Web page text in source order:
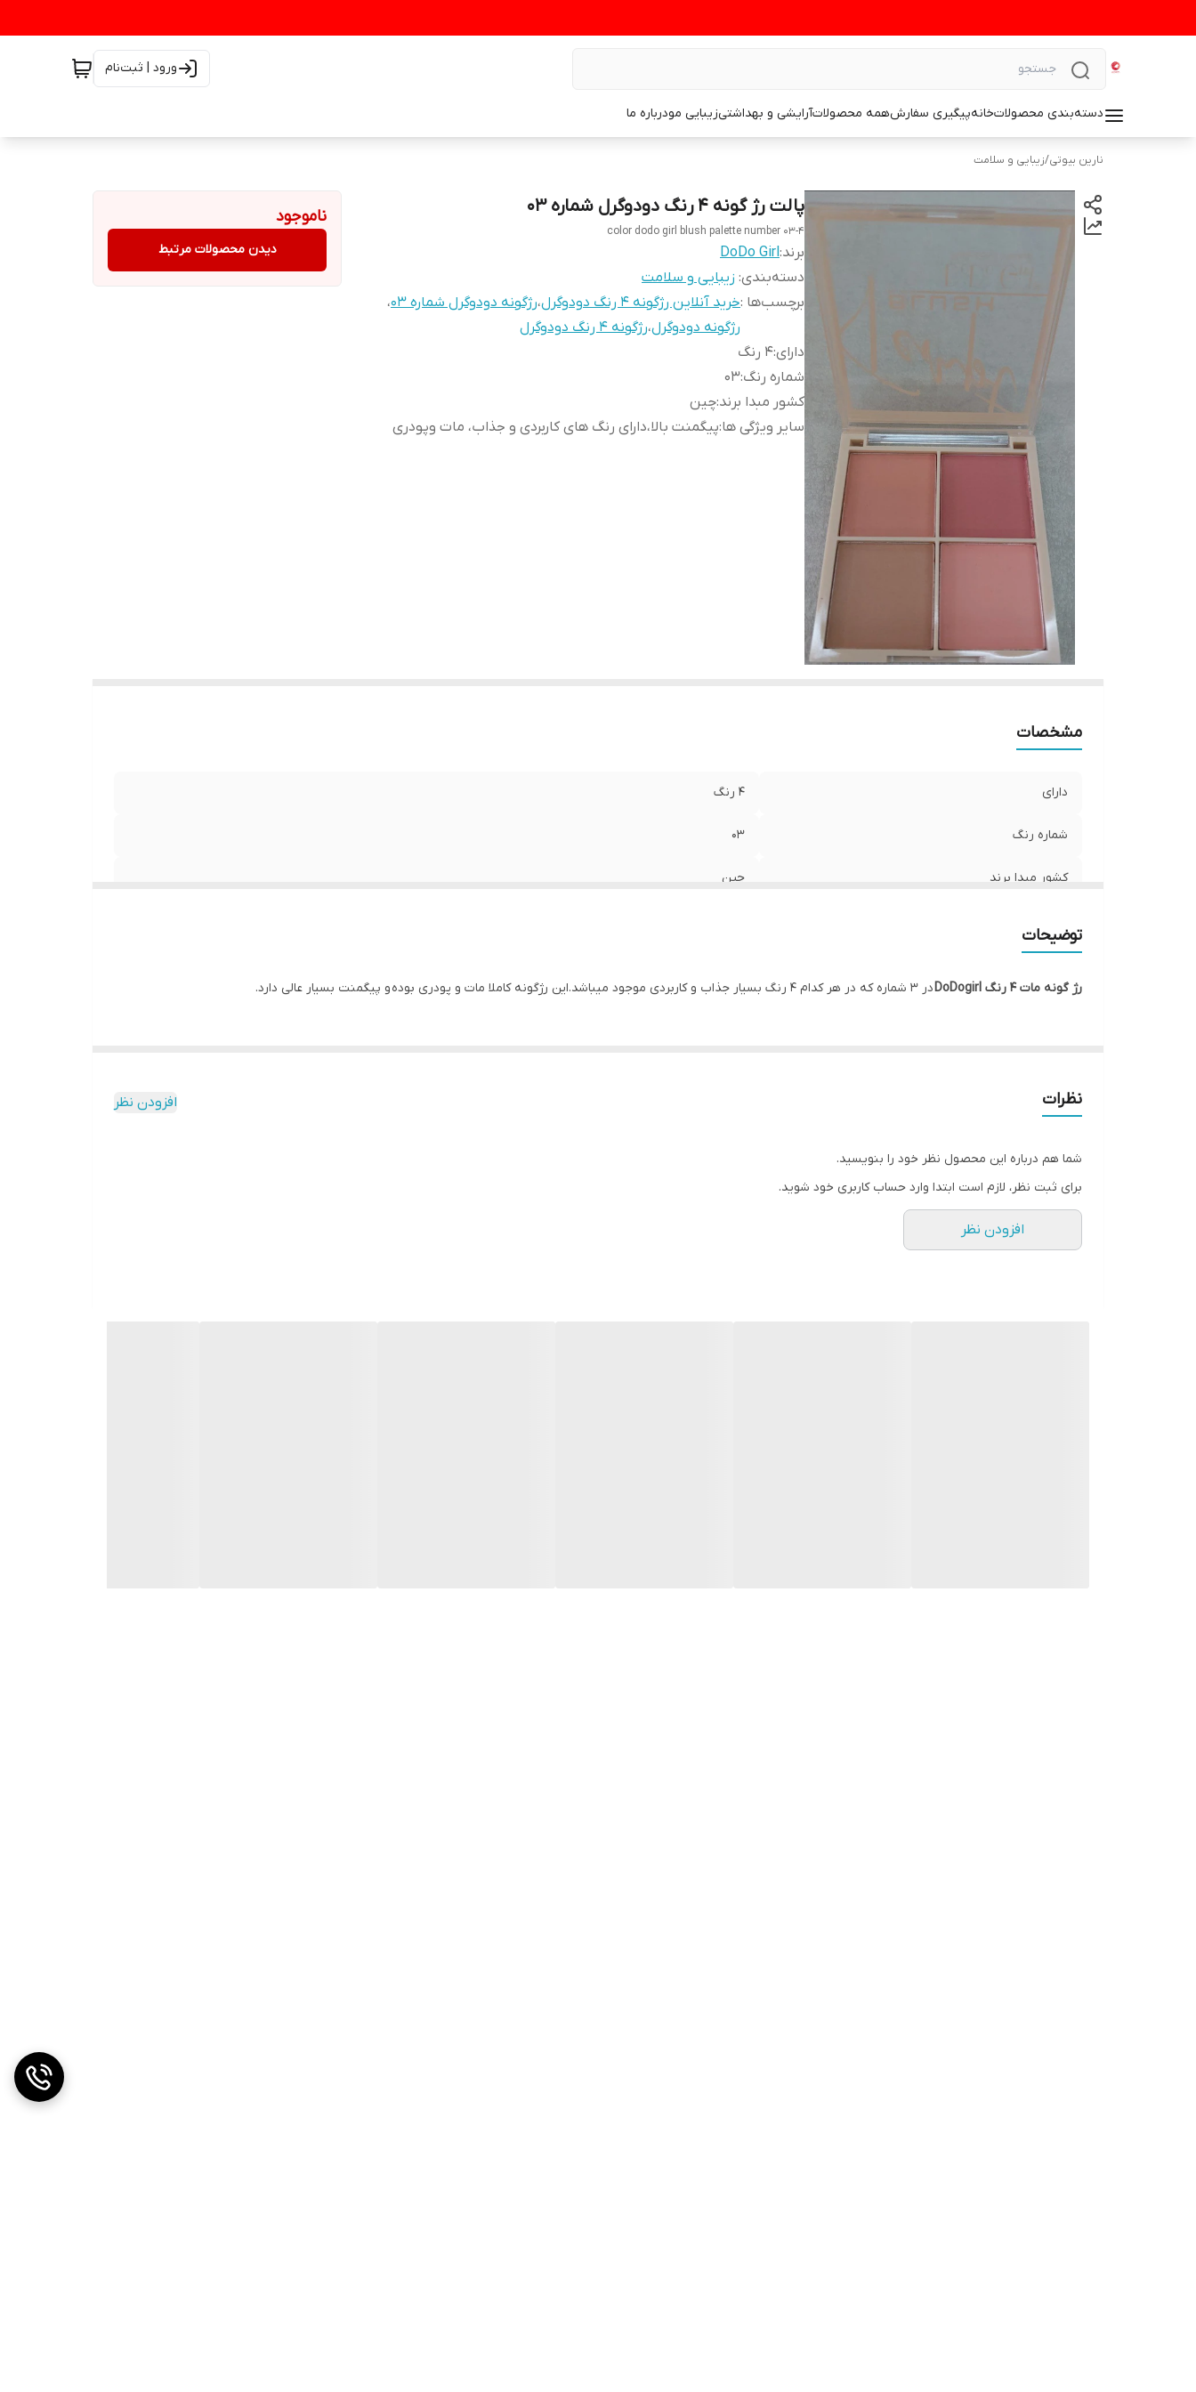
ورود | ثبت‌نام
دسته‌بندی محصولاتخانهپیگیری سفارشهمه محصولاتآرایشی و بهداشتیزیبایی مودرباره ما
نارین بیوتی/زیبایی و سلامت
پالت رژ گونه ۴ رنگ دودوگرل شماره ۰۳
4-color dodo girl blush palette number 03
برند:DoDo Girl
دسته‌بندی: زیبایی و سلامت
برچسب‌ها :خرید آنلاین رژگونه ۴ رنگ دودوگرل ،رژگونه دودوگرل شماره ۰۳
،
رژگونه دودوگرل،رژگونه ۴ رنگ دودوگرل
دارای:۴ رنگ
شماره رنگ:۰۳
کشور مبدا برند:چین
سایر ویژگی ها:پیگمنت بالا،دارای رنگ های کاربردی و جذاب، مات وپودری
ناموجود
دیدن محصولات مرتبط
مشخصات
دارای ۴ رنگ
شماره رنگ ۰۳
کشور مبدا برند چین
توضیحات
رژ گونه مات ۴ رنگ DoDogirl در ۳ شماره که در هر کدام ۴ رنگ بسیار جذاب و کاربردی موجود میباشد.این رژگونه کاملا مات و پودری بوده و پیگمنت بسیار عالی دارد.
نظرات افزودن نظر
شما هم درباره این محصول نظر خود را بنویسید.
برای ثبت نظر، لازم است ابتدا وارد حساب کاربری خود شوید.
افزودن نظر